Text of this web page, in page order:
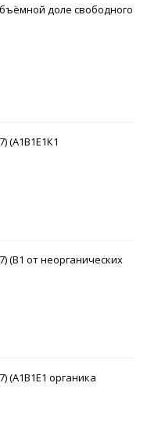
доле свободного
(А1В1Е1К1
(В1 от неорганических
(А1В1Е1 органика